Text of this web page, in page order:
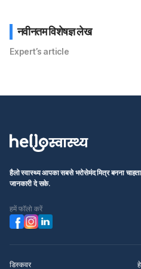
नवीनतम विशेषज्ञ लेख
Expert’s article
हैलो स्वास्थ्य आपका सबसे भरोसेमंद मित्र बनना
जानकारी दे सके.
हमें फॉलो करें
डिस्कवर